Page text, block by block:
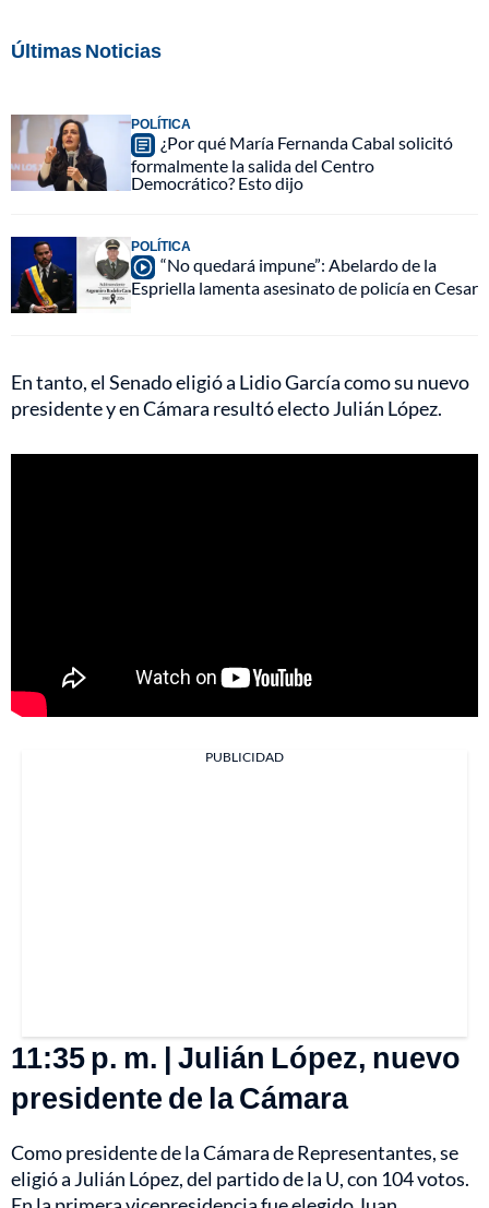
Últimas Noticias
POLÍTICA
¿Por qué María Fernanda Cabal solicitó
formalmente la salida del Centro
Democrático? Esto dijo
POLÍTICA
“No quedará impune”: Abelardo de la
Espriella lamenta asesinato de policía en Cesar
En tanto, el Senado eligió a Lidio García como su nuevo
presidente y en Cámara resultó electo Julián López.
PUBLICIDAD
11:35 p. m. | Julián López, nuevo
presidente de la Cámara
Como presidente de la Cámara de Representantes, se
eligió a Julián López, del partido de la U, con 104 votos.